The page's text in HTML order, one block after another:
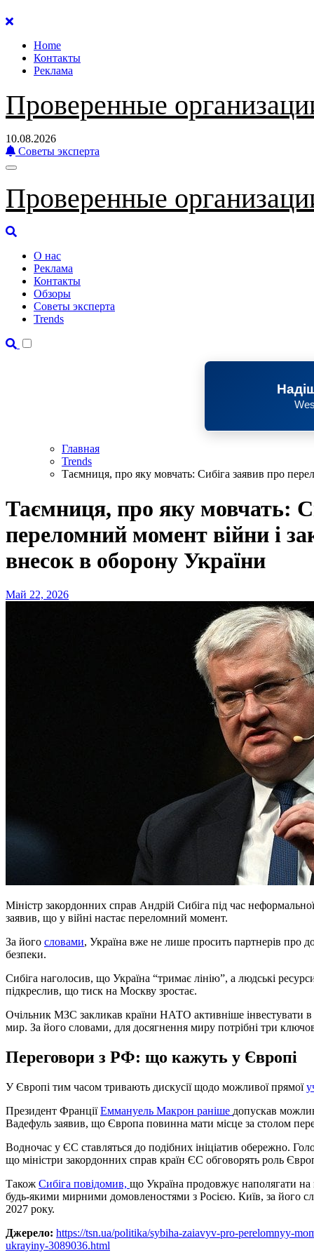
Перейти
содержанию
Home
Контакты
Реклама
Проверенные
10.08.2026
Советы эксперта
Проверенные
О нас
Реклама
Контакты
Обзоры
Советы эксперта
Trends
Главная
Trends
Таємниця, про яку мовчать: Сибіга заявив про
Таємниця, про яку мовчать:
переломний момент війни і
внесок в оборону України
Май 22, 2026
Міністр закордонних справ Андрій Сибіга під час неформальної зустрічі Ради Україна–НАТО на рівні глав МЗС
заявив, що у війні настає переломний момент.
За його словами, Україна вже не лише просить партнерів про
безпеки.
Сибіга наголосив, що Україна “тримає лінію”, а людські
підкреслив, що тиск на Москву зростає.
Очільник МЗС закликав країни НАТО активніше інвестувати
мир. За його словами, для досягнення миру потрібні три
Переговори з РФ: що кажуть у Європі
У Європі тим часом тривають дискусії щодо можливої прямої
Президент ФранціїЕммануель Макрон раніше допускав
Вадефуль заявив, що Європа повинна мати місце за столом
Водночас у ЄС ставляться до подібних ініціатив обережно.
що міністри закордонних справ країн ЄС обговорять роль
Також Сибіга повідомив, що Україна продовжує наполягати на
будь-якими мирними домовленостями з Росією. Київ, за його
2027 року.
Джерело: https://tsn.ua/politika/sybiha-zaiavyv-pro-perelomnyy-
ukrayiny-3089036.html